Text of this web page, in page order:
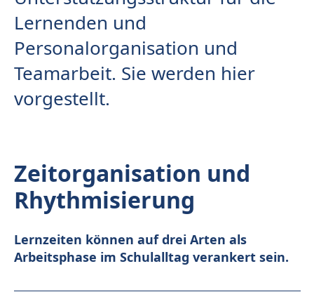
Lernenden und
Personalorganisation und
Teamarbeit. Sie werden hier
vorgestellt.
Zeitorganisation und
Rhythmisierung
Lernzeiten können auf drei Arten als
Arbeitsphase im Schulalltag verankert sein.